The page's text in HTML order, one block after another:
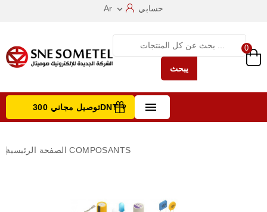
Ar  حسابي
يبحث
0
 توصيل مجاني 300DNT +
الصفحة الرئيسية COMPOSANTS